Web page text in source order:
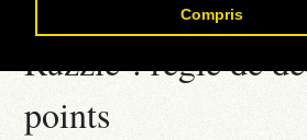
Compris
Ruzzle : règle de
points